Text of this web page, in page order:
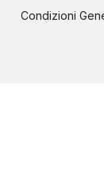
Condizioni